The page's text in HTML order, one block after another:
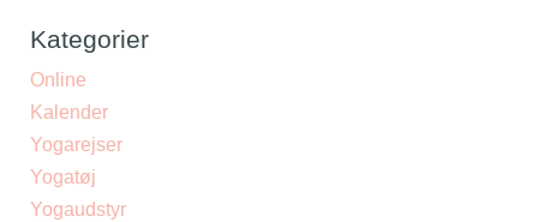
Kategorier
Online
Kalender
Yogarejser
Yogatøj
Yogaudstyr